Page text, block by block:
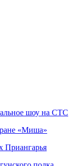
шоу на СТС
«Миша»
Приангарья